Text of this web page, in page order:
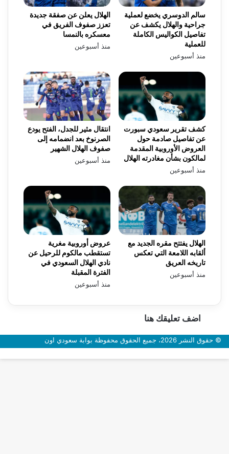
الهلال يعلن عن صفقة جديدة
تعزز صفوف الفريق في
معسكره بالنمسا
منذ أسبوعين
سالم الدوسري يخضع لعملية
جراحية والهلال يكشف عن
تفاصيل الكواليس الكاملة
للعملية
منذ أسبوعين
انتقال مثير للجدل، الفتح يودع
الصرنوخ بعد انضمامه إلى
صفوف الهلال الشهير
منذ أسبوعين
كشف تقرير سعودي سبورت
عن تفاصيل صادمة حول
العروض الأوروبية المقدمة
لمالكون بشأن مغادرته الهلال
منذ أسبوعين
عروض أوروبية مغرية
تستقطب مالكوم للرحيل عن
نادي الهلال السعودي في
الفترة المقبلة
منذ أسبوعين
الهلال يفتتح مقره الجديد مع
ألقابه اللامعة التي تعكس
تاريخه العريق
منذ أسبوعين
اضف تعليقك هنا
© حقوق النشر 2026، جميع الحقوق محفوظة بوابة سعودي اون